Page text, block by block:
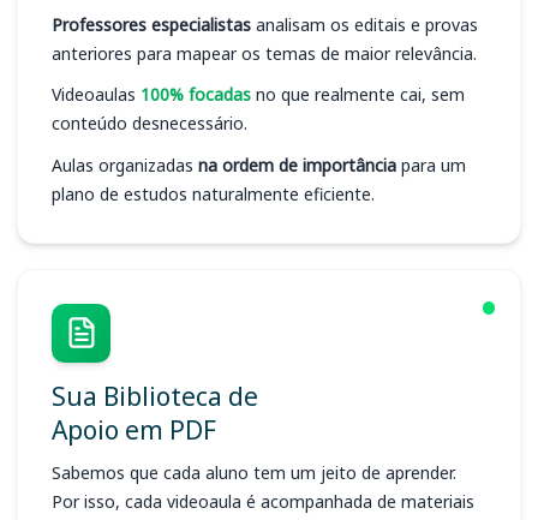
Professores especialistas analisam os editais e provas
anteriores para mapear os temas de maior relevância.
Videoaulas 100% focadas no que realmente cai, sem
conteúdo desnecessário.
Aulas organizadas na ordem de importância para um
plano de estudos naturalmente eficiente.
Sua Biblioteca de
Apoio em PDF
Sabemos que cada aluno tem um jeito de aprender.
Por isso, cada videoaula é acompanhada de materiais